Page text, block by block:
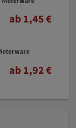
ab 1,45 €
ab 1,92 €